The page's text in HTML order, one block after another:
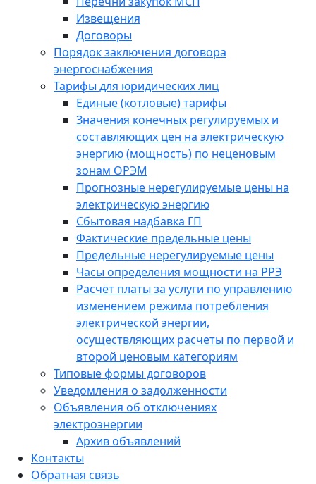
Извещения
Договоры
Порядок заключения договора
энергоснабжения
Тарифы для юридических лиц
Единые (котловые) тарифы
Значения конечных регулируемых и
составляющих цен на электрическую
энергию (мощность) по неценовым
зонам ОРЭМ
Прогнозные нерегулируемые цены на
электрическую энергию
Сбытовая надбавка ГП
Фактические предельные цены
Предельные нерегулируемые цены
Часы определения мощности на РРЭ
Расчёт платы за услуги по управлению
изменением режима потребления
электрической энергии,
осуществляющих расчеты по первой и
второй ценовым категориям
Типовые формы договоров
Уведомления о задолженности
Объявления об отключениях
электроэнергии
Архив объявлений
Контакты
Обратная связь